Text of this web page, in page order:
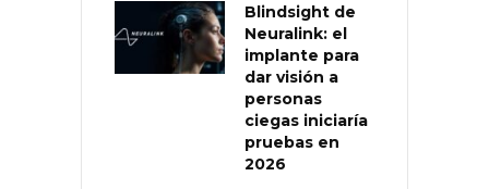
Blindsight de
Neuralink: el
implante para
dar visión a
personas
ciegas iniciaría
pruebas en
2026